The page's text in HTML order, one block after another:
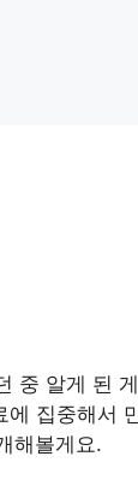
중 알게 된 게
에 집중해서
해볼게요.